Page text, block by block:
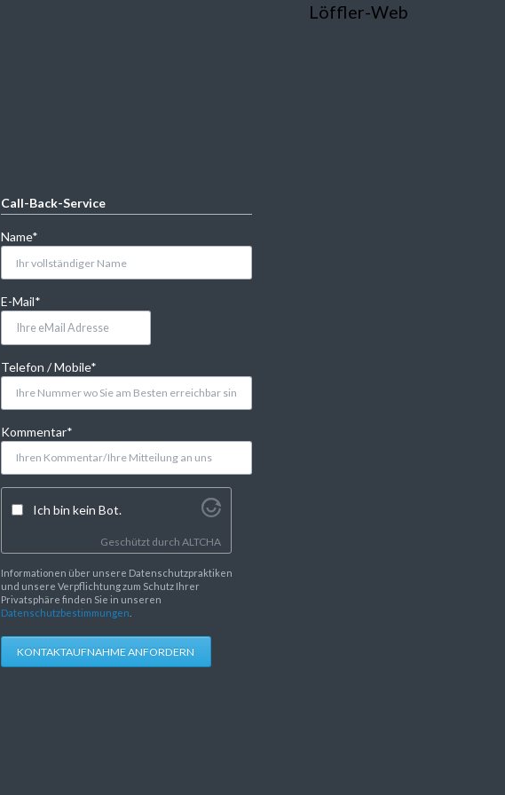
Löffler-Web
Call-Back-Service
Pflichtfeld
Name*
Pflichtfeld
E-Mail*
Pflichtfeld
Telefon / Mobile*
Pflichtfeld
Kommentar*
Ich bin kein Bot.
Geschützt durch ALTCHA
Informationen über unsere Datenschutzpraktiken
und unsere Verpflichtung zum Schutz Ihrer
Privatsphäre finden Sie in unseren
Datenschutzbestimmungen
KONTAKTAUFNAHME ANFORDERN